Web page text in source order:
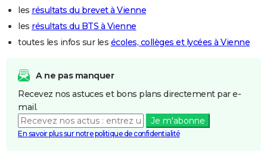
les résultats du brevet à Vienne
les résultats du BTS à Vienne
toutes les infos sur les écoles, collèges et lycées à Vienne
A ne pas manquer
Recevez nos astuces et bons plans directement par e-
mail.
Je m'abonne
En savoir plus sur notre politique de confidentialité